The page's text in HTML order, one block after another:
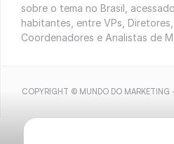
sobre o tema no Brasil,
habitantes, entre VPs, Diretores,
Coordenadores e Analistas de
COPYRIGHT © MUNDO DO MARKETING